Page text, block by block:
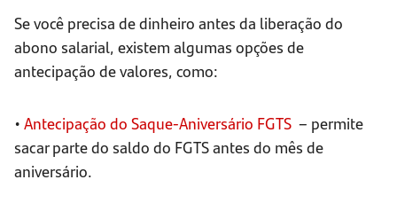
Se você precisa de dinheiro antes da liberação do
abono salarial, existem algumas opções de
antecipação de valores, como:
• Antecipação do Saque-Aniversário FGTS – permite
sacar parte do saldo do FGTS antes do mês de
aniversário.